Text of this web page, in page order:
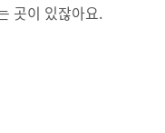
곳이 있잖아요.